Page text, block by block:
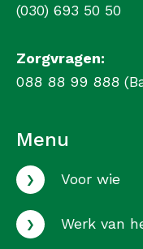
(030) 693 50 50
Zorgvragen:
088 88 99 888
Menu
› Voor wie
› Werk van